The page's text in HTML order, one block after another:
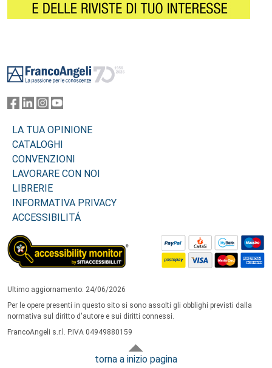
LA TUA OPINIONE
CATALOGHI
CONVENZIONI
LAVORARE CON NOI
LIBRERIE
INFORMATIVA PRIVACY
ACCESSIBILITÁ
Ultimo aggiornamento: 24/06/2026
Per le opere presenti in questo sito si sono assolti gli obblighi previsti dalla
normativa sul diritto d'autore e sui diritti connessi.
FrancoAngeli s.r.l. P.IVA 04949880159
torna a inizio pagina